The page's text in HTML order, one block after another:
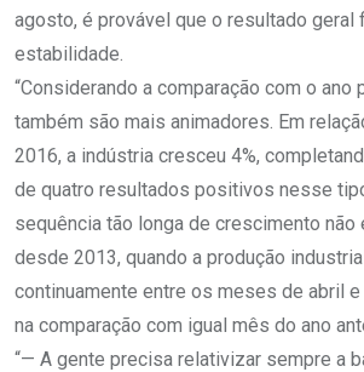
agosto, é provável que o resultado geral
estabilidade.
“Considerando a comparação com o ano
também são mais animadores. Em
2016, a indústria cresceu 4%,
de quatro resultados positivos nesse
sequência tão longa de crescimento não
desde 2013, quando a produção
continuamente entre os meses de abril
na comparação com igual mês do ano
“— A gente precisa relativizar sempre a